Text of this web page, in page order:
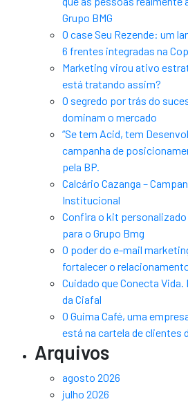
Grupo BMG
O case Seu Rezende: um
6 frentes integradas na
Marketing virou ativo
está tratando assim?
O segredo por trás do
dominam o mercado
“Se tem Acid, tem
campanha de
pela BP.
Calcário Cazanga –
Institucional
Confira o kit
para o Grupo Bmg
O poder do e-mail
fortalecer o
Cuidado que Conecta
da Ciafal
O Guima Café, uma
está na cartela de clientes
Arquivos
agosto 2026
julho 2026